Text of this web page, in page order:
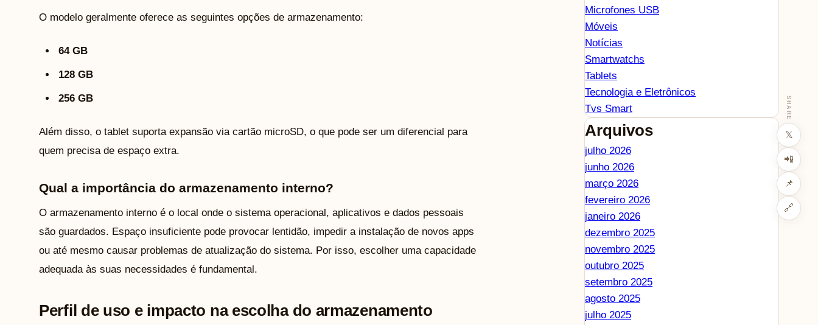
SHARE
𝕏
📲
📌
🔗
O modelo geralmente oferece as seguintes opções de armazenamento:
64 GB
128 GB
256 GB
Além disso, o tablet suporta expansão via cartão microSD, o que pode ser um diferencial para
quem precisa de espaço extra.
Qual a importância do armazenamento interno?
O armazenamento interno é o local onde o sistema operacional, aplicativos e dados pessoais
são guardados. Espaço insuficiente pode provocar lentidão, impedir a instalação de novos apps
ou até mesmo causar problemas de atualização do sistema. Por isso, escolher uma capacidade
adequada às suas necessidades é fundamental.
Perfil de uso e impacto na escolha do armazenamento
Microfones USB
Móveis
Notícias
Smartwatchs
Tablets
Tecnologia e Eletrônicos
Tvs Smart
Arquivos
julho 2026
junho 2026
março 2026
fevereiro 2026
janeiro 2026
dezembro 2025
novembro 2025
outubro 2025
setembro 2025
agosto 2025
julho 2025